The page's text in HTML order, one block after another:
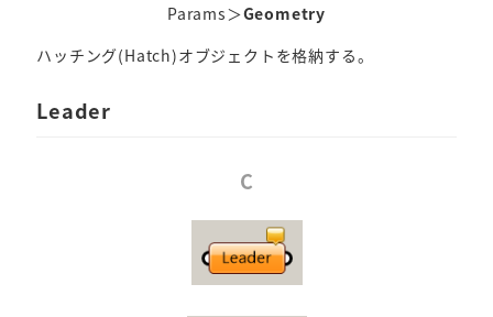
Params＞Geometry
ハッチング(Hatch)オブジェクトを格納する。
Leader
C